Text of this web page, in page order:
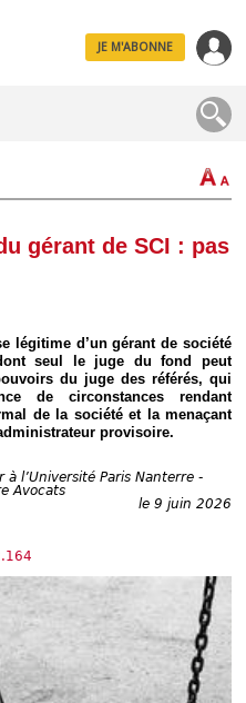
JE M'ABONNE
gérant de SCI : pas
légitime d’un gérant de société
seul le juge du fond peut
du juge des référés, qui
de circonstances rendant
de la société et la menaçant
provisoire.
l’Université Paris Nanterre -
Avocats
le 9 juin 2026